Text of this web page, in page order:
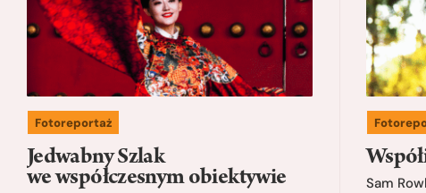
Fotoreportaż
Jedwabny Szlak
we współczesnym obiektywie
Sam